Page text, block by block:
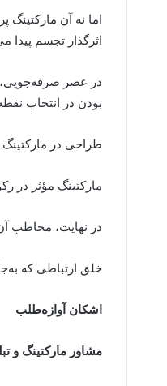
اما نه آن
اثرگذار تجسم پیدا
در عصر صرفه‌جویی،
بودن در انتخاب
طراحی در
مارکتینگ مؤثر در
در نهایت، مخاطب
خلق ارتباطی که
اشکان آوازه‌طلب
مشاور مارکتینگ و